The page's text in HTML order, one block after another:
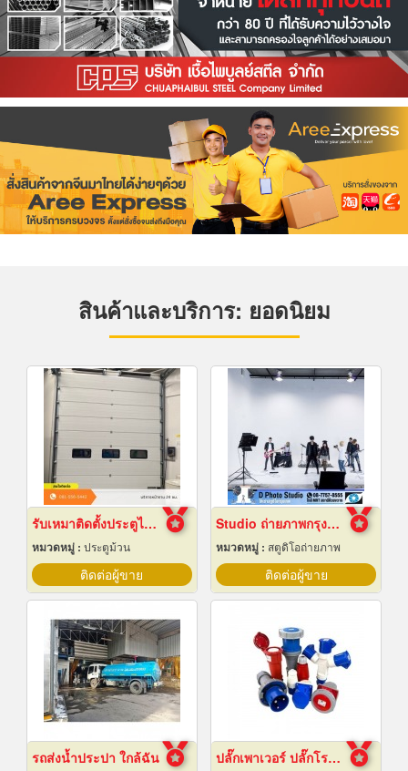
สินค้าและบริการ: ยอดนิยม
รับเหมาติดตั้งประตูไฮสปีดดอร์
หมวดหมู่ : ประตูม้วน
ติดต่อผู้ขาย
Studio ถ่ายภาพกรุงเทพ
หมวดหมู่ : สตูดิโอถ่ายภาพ
ติดต่อผู้ขาย
รถส่งน้ำประปา ใกล้ฉัน ปลั๊กเพาเวอร์ ปลั๊กโรงงาน ปลั๊กอุตสาหกรรม พัทยา ชลบุรี